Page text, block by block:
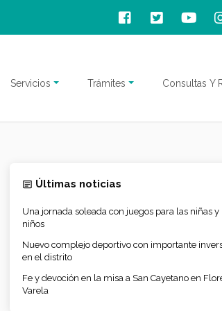
Servicios Trámites Consultas Y
Últimas noticias
Una jornada soleada con juegos para las niñas y
niños
Nuevo complejo deportivo con importante
en el distrito
Fe y devoción en la misa a San Cayetano en
Varela